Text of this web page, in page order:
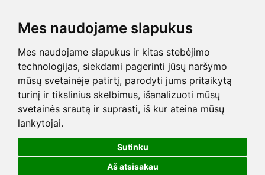
Mes naudojame slapukus
Mes naudojame slapukus ir kitas stebėjimo
technologijas, siekdami pagerinti jūsų naršymo
mūsų svetainėje patirtį, parodyti jums pritaikytą
turinį ir tikslinius skelbimus, išanalizuoti mūsų
svetainės srautą ir suprasti, iš kur ateina mūsų
lankytojai.
Sutinku
Aš atsisakau